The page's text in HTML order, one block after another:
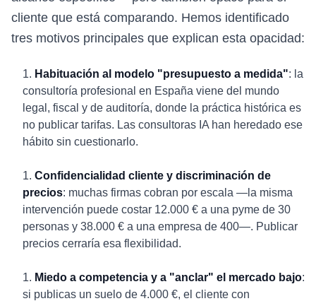
cliente que está comparando. Hemos identificado
tres motivos principales que explican esta opacidad:
Habituación al modelo "presupuesto a medida": la
consultoría profesional en España viene del mundo
legal, fiscal y de auditoría, donde la práctica histórica es
no publicar tarifas. Las consultoras IA han heredado ese
hábito sin cuestionarlo.
Confidencialidad cliente y discriminación de
precios: muchas firmas cobran por escala —la misma
intervención puede costar 12.000 € a una pyme de 30
personas y 38.000 € a una empresa de 400—. Publicar
precios cerraría esa flexibilidad.
Miedo a competencia y a "anclar" el mercado bajo:
si publicas un suelo de 4.000 €, el cliente con